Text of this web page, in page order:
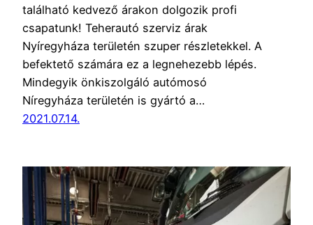
található kedvező árakon dolgozik profi
csapatunk! Teherautó szerviz árak
Nyíregyháza területén szuper részletekkel. A
befektető számára ez a legnehezebb lépés.
Mindegyik önkiszolgáló autómosó
Níregyháza területén is gyártó a…
2021.07.14.